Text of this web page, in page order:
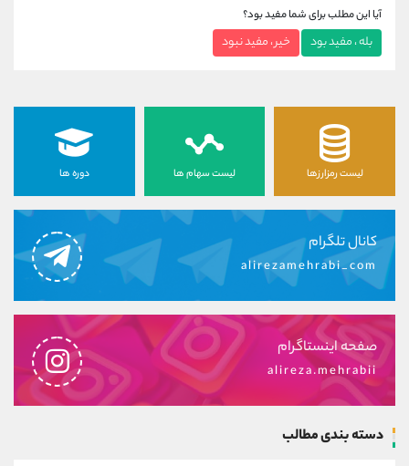
آیا این مطلب برای شما مفید بود؟
بله ، مفید بود خیر ، مفید نبود
لیست رمزارزها لیست سهام ها دوره ها
کانال تلگرام
alirezamehrabi_com
صفحه اینستاگرام
alireza.mehrabii
دسته بندی مطالب